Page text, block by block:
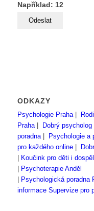
Například: 12
ODKAZY
Psychologie Praha|
Praha| Dobrý psycholog
poradna| Psychologie a
pro každého online|
Koučink pro děti i
Psychoterapie Anděl
Psychologická poradna
informace Supervize pro